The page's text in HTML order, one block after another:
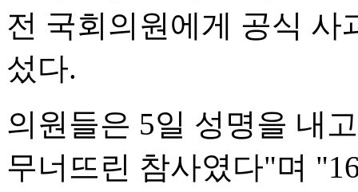
전 국회의원에게 공식 사
섰다.
의원들은 5일 성명을 내
무너뜨린 참사였다"며